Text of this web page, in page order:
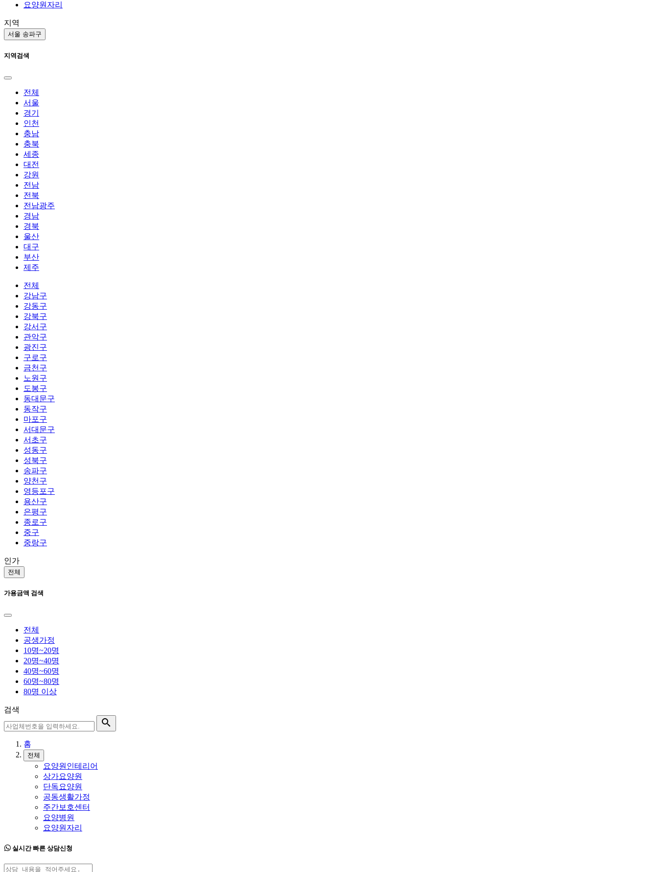
요양원자리
지역
서울 송파구
지역검색
전체
서울
경기
인천
충남
충북
세종
대전
강원
전남
전북
전남광주
경남
경북
울산
대구
부산
제주
전체
강남구
강동구
강북구
강서구
관악구
광진구
구로구
금천구
노원구
도봉구
동대문구
동작구
마포구
서대문구
서초구
성동구
성북구
송파구
양천구
영등포구
용산구
은평구
종로구
중구
중랑구
인가
전체
가용금액 검색
전체
공생가정
10명~20명
20명~40명
40명~60명
60명~80명
80명 이상
검색
search
홈
전체
요양원인테리어
상가요양원
단독요양원
공동생활가정
주간보호센터
요양병원
요양원자리
실시간 빠른 상담신청